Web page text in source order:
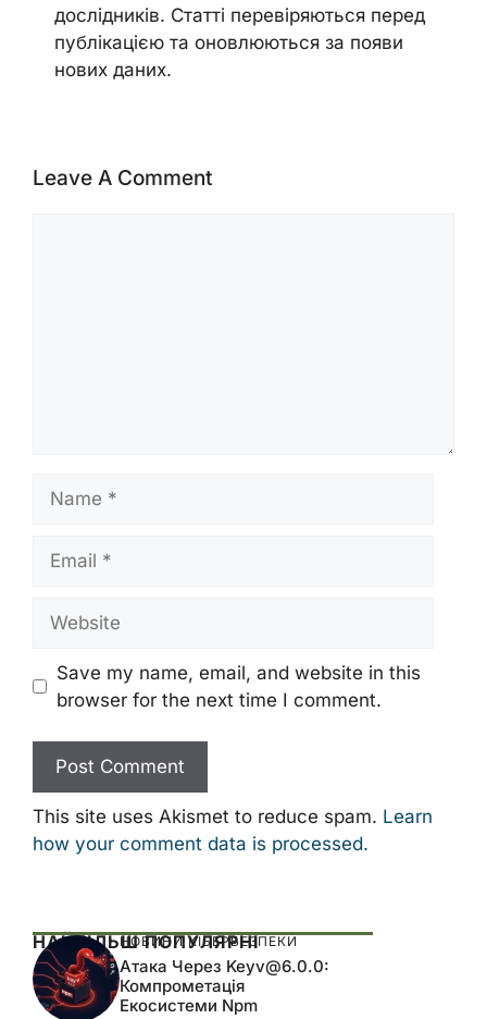
дослідників. Статті перевіряються перед
публікацією та оновлюються за появи
нових даних.
Leave A Comment
Save my name, email, and website in this
browser for the next time I comment.
This site uses Akismet to reduce spam. Learn
how your comment data is processed.
НАЙБІЛЬШ ПОПУЛЯРНІ
НОВИНИ КІБЕРБЕЗПЕКИ
Атака Через Keyv@6.0.0:
Компрометація
Екосистеми Npm